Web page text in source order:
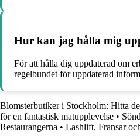
Hur kan jag hålla mig
För att hålla dig uppdaterad om
regelbundet för uppdaterad
Blomsterbutiker i Stockholm: Hitta
för en fantastisk matupplevelse •
Restaurangerna • Lashlift, Fransar